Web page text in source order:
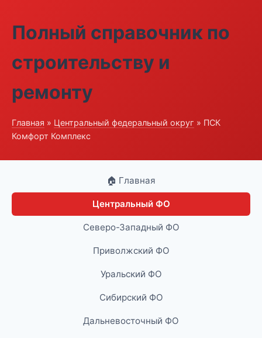
Полный справочник по
строительству и
ремонту
Главная » Центральный федеральный округ » ПСК
Комфорт Комплекс
🏠 Главная
Центральный ФО
Северо-Западный ФО
Приволжский ФО
Уральский ФО
Сибирский ФО
Дальневосточный ФО